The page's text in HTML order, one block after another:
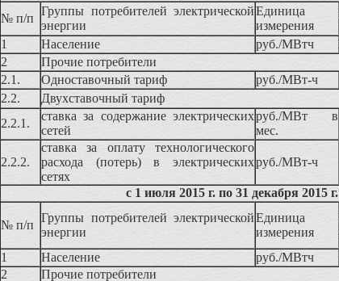
№ п/п
Группы потребителей электрической
энергии
Единица
измерения
1
Население руб./МВтч
2
Прочие потребители
2.1.
Одноставочный тариф руб./МВт-ч
2.2.
Двухставочный тариф
2.2.1.
ставка за содержание электрических
сетей
руб./МВт в
мес.
2.2.2.
ставка за оплату технологического
расхода (потерь) в электрических
сетях
руб./МВт-ч
с 1 июля 2015 г. по 31 декабря 2015
№ п/п
Группы потребителей электрической
энергии
Единица
измерения
1
Население руб./МВтч
2
Прочие потребители